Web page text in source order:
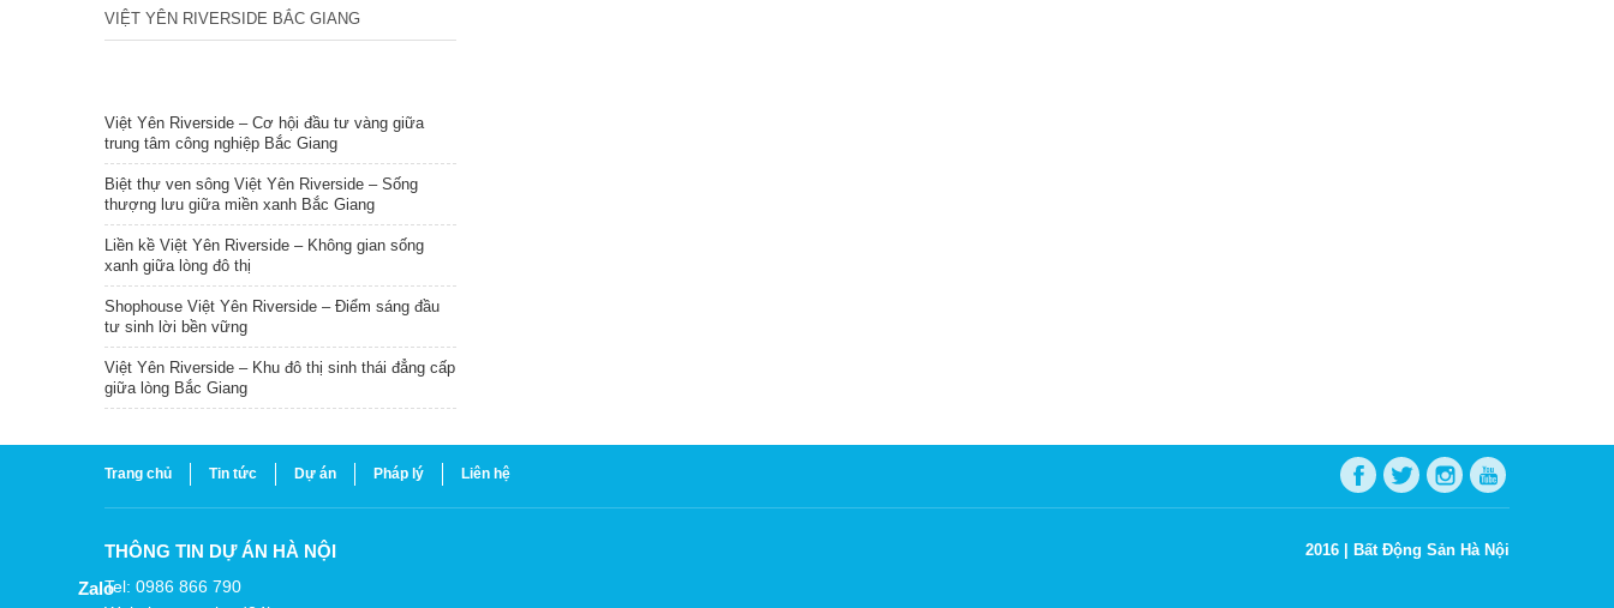
VIỆT YÊN RIVERSIDE BẮC GIANG
Việt Yên Riverside – Cơ hội đầu tư vàng giữa
trung tâm công nghiệp Bắc Giang
Biệt thự ven sông Việt Yên Riverside – Sống
thượng lưu giữa miền xanh Bắc Giang
Liền kề Việt Yên Riverside – Không gian sống
xanh giữa lòng đô thị
Shophouse Việt Yên Riverside – Điểm sáng đầu
tư sinh lời bền vững
Việt Yên Riverside – Khu đô thị sinh thái đẳng cấp
giữa lòng Bắc Giang
Trang chủ Tin tức Dự án Pháp lý Liên hệ
THÔNG TIN DỰ ÁN HÀ NỘI
Tel: 0986 866 790
2016 | Bất Động Sản Hà Nội
Zalo